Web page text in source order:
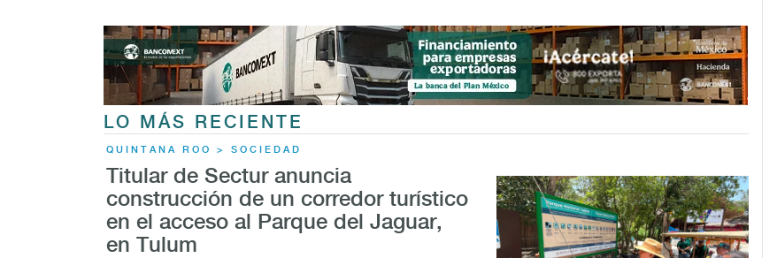
LO MÁS RECIENTE
QUINTANA ROO > SOCIEDAD
Titular de Sectur anuncia
construcción de un corredor turístico
en el acceso al Parque del Jaguar,
en Tulum